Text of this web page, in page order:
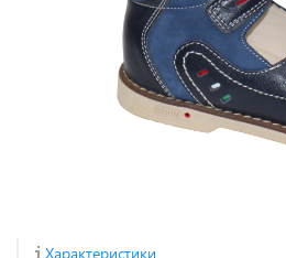
Характеристики